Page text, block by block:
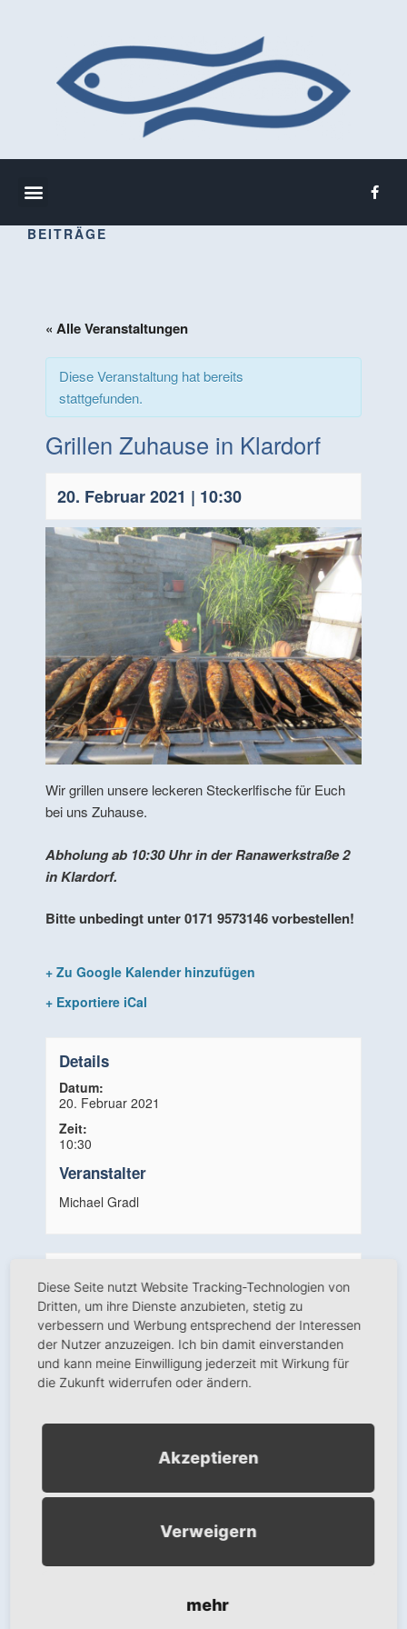
BEITRÄGE
« Alle Veranstaltungen
Diese Veranstaltung hat bereits
stattgefunden.
Grillen Zuhause in Klardorf
20. Februar 2021 | 10:30
Wir grillen unsere leckeren Steckerlfische für Euch
bei uns Zuhause.
Abholung ab 10:30 Uhr in der Ranawerkstraße 2
in Klardorf.
Bitte unbedingt unter 0171 9573146 vorbestellen!
+ Zu Google Kalender hinzufügen
+ Exportiere iCal
Details
Datum:
20. Februar 2021
Zeit:
10:30
Veranstalter
Michael Gradl
Schwandorf
Ranawerkstraße 2
Schwandorf, Bayern 92421 Deutschland
+ Google Karte anzeigen
Zustimmung, um den
Google Maps-Service zu
laden!
Drittanbieters, um Karteninhalte
einzubetten. Dieser Service kann
Diese Seite nutzt Website Tracking-Technologien von
Dritten, um ihre Dienste anzubieten, stetig zu
verbessern und Werbung entsprechend der Interessen
der Nutzer anzuzeigen. Ich bin damit einverstanden
und kann meine Einwilligung jederzeit mit Wirkung für
die Zukunft widerrufen oder ändern.
Akzeptieren
Verweigern
mehr